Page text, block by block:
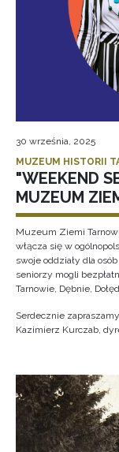
30 września, 2025
MUZEUM HISTORII
"WEEKEND
MUZEUM
Muzeum Ziemi
włącza się w
swoje oddziały dla
seniorzy mogli
Tarnowie, Dębnie,
Serdecznie
Kazimierz Kurczab,